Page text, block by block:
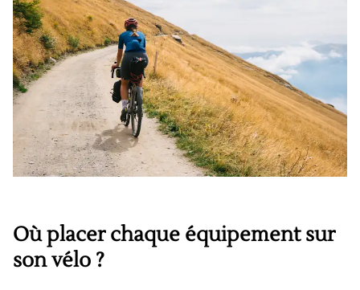
Où placer chaque équipement sur
son vélo ?